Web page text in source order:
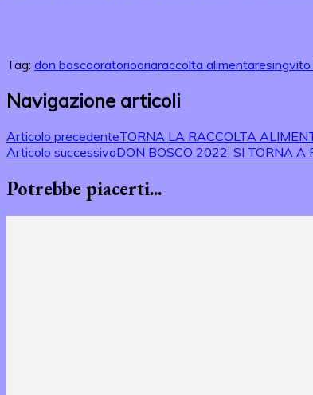
Tag: don boscooratoriooriaraccolta alimentaresingvito
Navigazione articoli
Articolo precedenteTORNA LA RACCOLTA
Articolo successivoDON BOSCO 2022: SI TORNA A
Potrebbe piacerti...